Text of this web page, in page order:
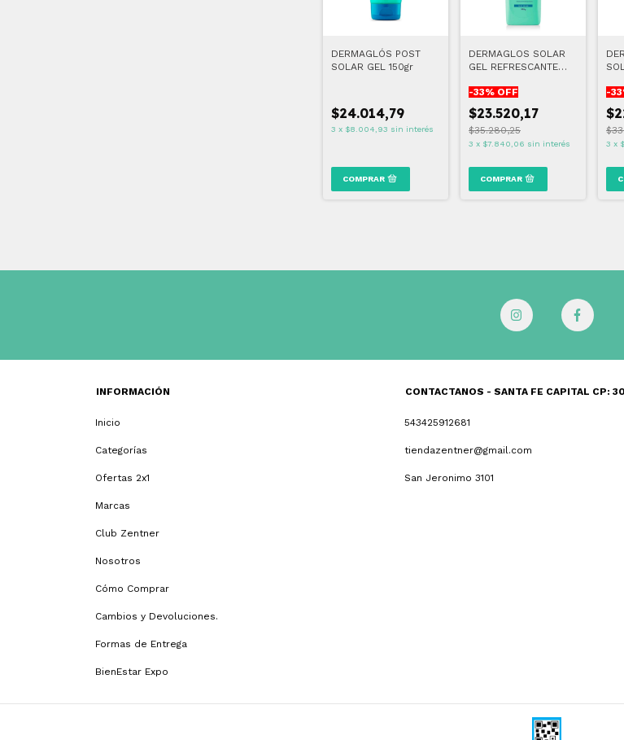
DERMAGLÓS POST
SOLAR GEL 150gr
$24.014,79
3 x $8.004,93 sin interés
DERMAGLOS SOLAR
GEL REFRESCANTE
-33% OFF
$23.520,17
$35.280,25
3 x $7.840,06 sin interés
-33
3 x
INFORMACIÓN
Inicio
Categorías
Ofertas 2x1
Marcas
Club Zentner
Nosotros
Cómo Comprar
Cambios y Devoluciones.
Formas de Entrega
BienEstar Expo
CONTACTANOS - SANTA FE CAPITAL CP:
543425912681
tiendazentner@gmail.com
San Jeronimo 3101